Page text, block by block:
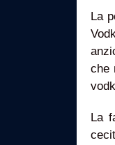
La
che
La